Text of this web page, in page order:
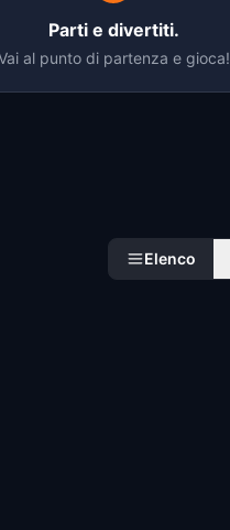
Parti e divertiti.
al punto di partenza e gioca!
Elenco